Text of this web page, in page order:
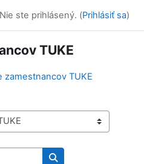
Nie ste prihlásený. (Prihlásiť sa)
TUKE
zamestnancov TUKE